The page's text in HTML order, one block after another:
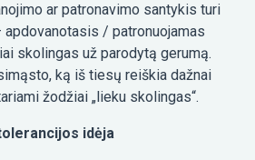
ar patronavimo santykis turi
/ patronuojamas
skolingas už parodytą gerumą.
ką iš tiesų reiškia dažnai
žodžiai „lieku skolingas“.
idėja